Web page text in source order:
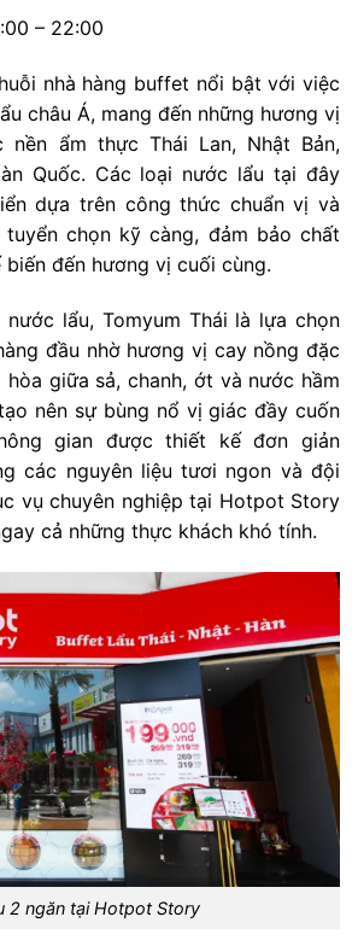
– 22:00
nhà hàng buffet nổi bật với việc
châu Á, mang đến những hương vị
ẩm thực Thái Lan, Nhật Bản,
Quốc. Các loại nước lẩu tại đây
dựa trên công thức chuẩn vị và
chọn kỹ càng, đảm bảo chất
đến hương vị cuối cùng.
lẩu, Tomyum Thái là lựa chọn
đầu nhờ hương vị cay nồng đặc
giữa sả, chanh, ớt và nước hầm
nên sự bùng nổ vị giác đầy cuốn
gian được thiết kế đơn giản
các nguyên liệu tươi ngon và đội
vụ chuyên nghiệp tại Hotpot Story
cả những thực khách khó tính.
2 ngăn tại Hotpot Story